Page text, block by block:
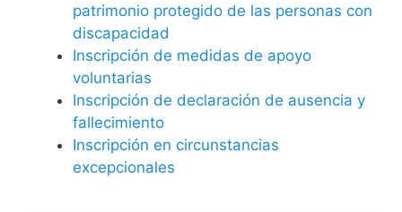
patrimonio protegido de las personas con
discapacidad
Inscripción de medidas de apoyo
voluntarias
Inscripción de declaración de ausencia y
fallecimiento
Inscripción en circunstancias
excepcionales